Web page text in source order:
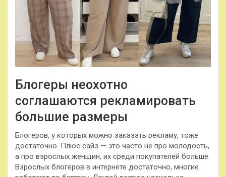
Блогеры неохотно
соглашаются рекламировать
большие размеры
Блогеров, у которых можно заказать рекламу, тоже
достаточно. Плюс сайз — это часто не про молодость,
а про взрослых женщин, их среди покупателей больше.
Взрослых блогеров в интернете достаточно, многие